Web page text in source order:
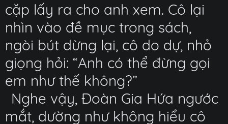
cặp lấy ra cho anh xem. Cô lại
nhìn vào đề mục trong sách,
ngòi bút dừng lại, cô do dự, nhỏ
giọng hỏi: “Anh có thể đừng gọi
em như thế không?”
Nghe vậy, Đoàn Gia Hứa ngước
mắt, dường như không hiểu cô